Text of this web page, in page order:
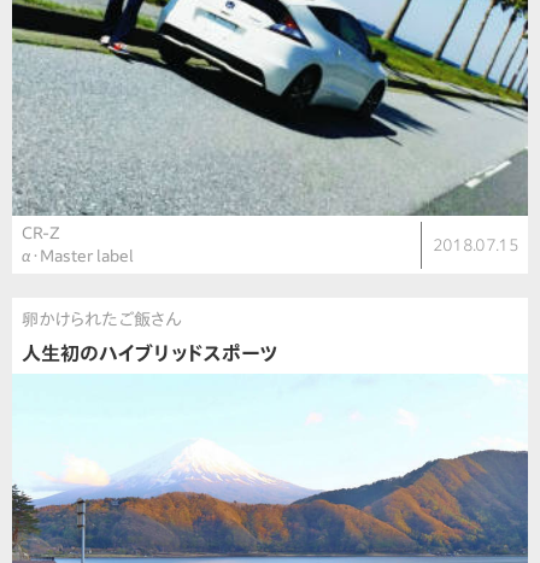
CR-Z
α・Master label
2018.07.15
卵かけられたご飯さん
人生初のハイブリッドスポーツ